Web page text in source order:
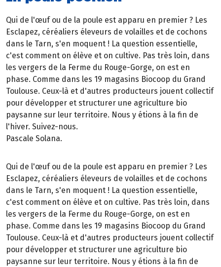
Qui de l'œuf ou de la poule est apparu en premier ? Les
Esclapez, céréaliers éleveurs de volailles et de cochons
dans le Tarn, s'en moquent ! La question essentielle,
c'est comment on élève et on cultive. Pas très loin, dans
les vergers de la Ferme du Rouge-Gorge, on est en
phase. Comme dans les 19 magasins Biocoop du Grand
Toulouse. Ceux-là et d'autres producteurs jouent collectif
pour développer et structurer une agriculture bio
paysanne sur leur territoire. Nous y étions à la fin de
l'hiver. Suivez-nous.
Pascale Solana.
Qui de l'œuf ou de la poule est apparu en premier ? Les
Esclapez, céréaliers éleveurs de volailles et de cochons
dans le Tarn, s'en moquent ! La question essentielle,
c'est comment on élève et on cultive. Pas très loin, dans
les vergers de la Ferme du Rouge-Gorge, on est en
phase. Comme dans les 19 magasins Biocoop du Grand
Toulouse. Ceux-là et d'autres producteurs jouent collectif
pour développer et structurer une agriculture bio
paysanne sur leur territoire. Nous y étions à la fin de